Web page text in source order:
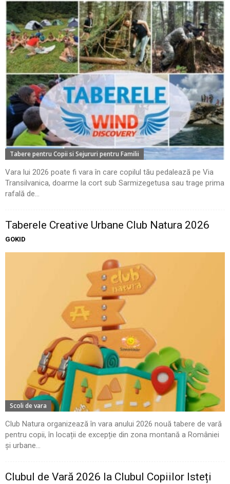
Tabere pentru Copii si Sejururi pentru Familii
Vara lui 2026 poate fi vara în care copilul tău pedalează pe Via
Transilvanica, doarme la cort sub Sarmizegetusa sau trage prima
rafală de...
Taberele Creative Urbane Club Natura 2026
GOKID
Scoli de vara
Club Natura organizează în vara anului 2026 nouă tabere de vară
pentru copii, în locații de excepție din zona montană a României
și urbane...
Clubul de Vară 2026 la Clubul Copiilor Isteți